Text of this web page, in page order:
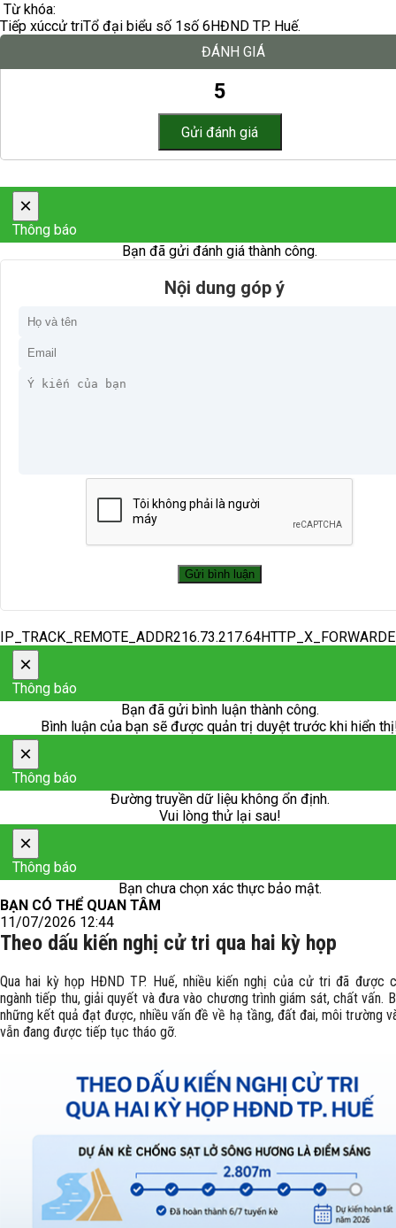
Từ khóa:
Tiếp xúccử triTổ đại biểu số 1số 6HĐND TP. Huế.
ĐÁNH GIÁ
5
×
Thông báo
Bạn đã gửi đánh giá thành công.
Nội dung góp ý
×
Thông báo
Bạn đã gửi bình luận thành công.
Bình luận của bạn sẽ được quản trị duyệt trước khi hiển
×
Thông báo
Đường truyền dữ liệu không ổn định.
Vui lòng thử lại sau!
×
Thông báo
Bạn chưa chọn xác thực bảo mật.
BẠN CÓ THỂ QUAN TÂM
11/07/2026 12:44
Theo dấu kiến nghị cử tri qua hai kỳ họp
Qua hai kỳ họp HĐND TP. Huế, nhiều kiến nghị của cử tri đã được
ngành tiếp thu, giải quyết và đưa vào chương trình giám sát, chất vấn.
những kết quả đạt được, nhiều vấn đề về hạ tầng, đất đai, môi trường
vẫn đang được tiếp tục tháo gỡ.